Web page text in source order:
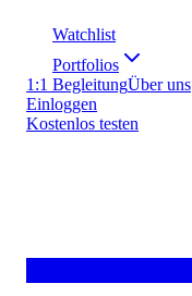
Watchlist
Portfolios
1:1 BegleitungÜber uns
Einloggen
Kostenlos testen